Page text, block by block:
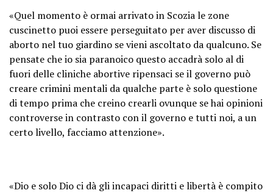
«Quel momento è ormai arrivato in Scozia le zone
cuscinetto puoi essere perseguitato per aver discusso di
aborto nel tuo giardino se vieni ascoltato da qualcuno. Se
pensate che io sia paranoico questo accadrà solo al di
fuori delle cliniche abortive ripensaci se il governo può
creare crimini mentali da qualche parte è solo questione
di tempo prima che creino crearli ovunque se hai opinioni
controverse in contrasto con il governo e tutti noi, a un
certo livello, facciamo attenzione».
«Dio e solo Dio ci dà gli incapaci diritti e libertà è compito